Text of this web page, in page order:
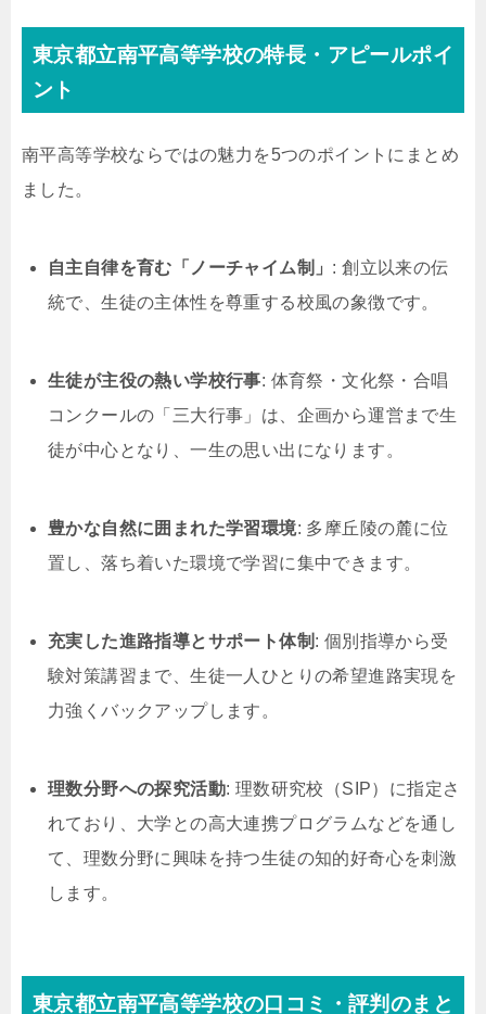
東京都立南平高等学校の特長・アピールポイ
ント
南平高等学校ならではの魅力を5つのポイントにまとめ
ました。
自主自律を育む「ノーチャイム制」 : 創立以来の伝
統で、生徒の主体性を尊重する校風の象徴です。
生徒が主役の熱い学校行事: 体育祭・文化祭・合唱
コンクールの「三大行事」は、企画から運営まで生
徒が中心となり、一生の思い出になります。
豊かな自然に囲まれた学習環境: 多摩丘陵の麓に位
置し、落ち着いた環境で学習に集中できます。
充実した進路指導とサポート体制 : 個別指導から受
験対策講習まで、生徒一人ひとりの希望進路実現を
力強くバックアップします。
理数分野への探究活動: 理数研究校（SIP）に指定さ
れており、大学との高大連携プログラムなどを通し
て、理数分野に興味を持つ生徒の知的好奇心を刺激
します。
東京都立南平高等学校の口コミ・評判のまと